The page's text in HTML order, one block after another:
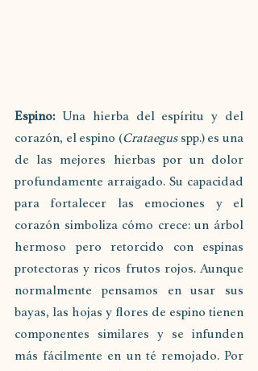
Espino: Una hierba del espíritu y del
corazón, el espino (Crataegus spp.) es una
de las mejores hierbas por un dolor
profundamente arraigado. Su capacidad
para fortalecer las emociones y el
corazón simboliza cómo crece: un árbol
hermoso pero retorcido con espinas
protectoras y ricos frutos rojos. Aunque
normalmente pensamos en usar sus
bayas, las hojas y flores de espino tienen
componentes similares y se infunden
más fácilmente en un té remojado. Por